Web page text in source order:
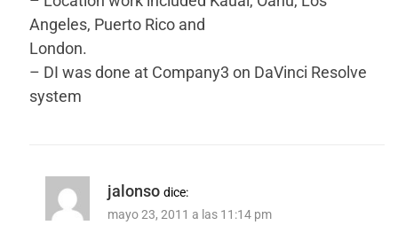
Angeles, Puerto Rico and
London.
– DI was done at Company3 on DaVinci Resolve
system
jalonso dice:
mayo 23, 2011 a las 11:14 pm